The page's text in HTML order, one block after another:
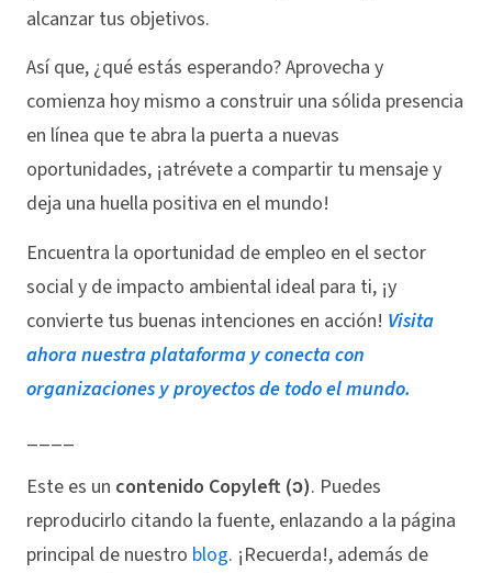
alcanzar tus objetivos.
Así que, ¿qué estás esperando? Aprovecha y
comienza hoy mismo a construir una sólida presencia
en línea que te abra la puerta a nuevas
oportunidades, ¡atrévete a compartir tu mensaje y
deja una huella positiva en el mundo!
Encuentra la oportunidad de empleo en el sector
social y de impacto ambiental ideal para ti, ¡y
convierte tus buenas intenciones en acción! Visita
ahora nuestra plataforma y conecta con
organizaciones y proyectos de todo el mundo.
____
Este es un contenido Copyleft (ↄ). Puedes
reproducirlo citando la fuente, enlazando a la página
principal de nuestro blog. ¡Recuerda!, además de